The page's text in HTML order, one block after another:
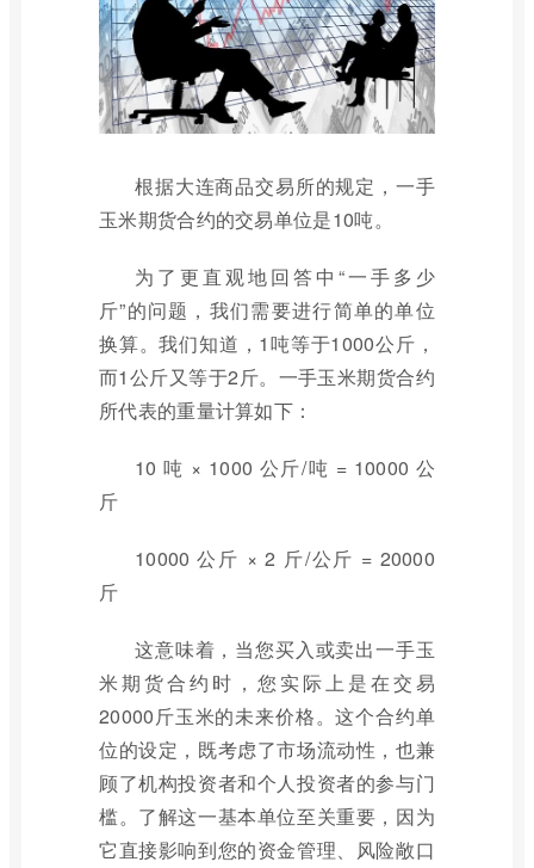
根据大连商品交易所的规定，一手
玉米期货合约的交易单位是10吨。
为了更直观地回答中“一手多少
斤”的问题，我们需要进行简单的单位
换算。我们知道，1吨等于1000公斤，
而1公斤又等于2斤。一手玉米期货合约
所代表的重量计算如下：
10 吨 × 1000 公斤/吨 = 10000 公
斤
10000 公斤 × 2 斤/公斤 = 20000
斤
这意味着，当您买入或卖出一手玉
米期货合约时，您实际上是在交易
20000斤玉米的未来价格。这个合约单
位的设定，既考虑了市场流动性，也兼
顾了机构投资者和个人投资者的参与门
槛。了解这一基本单位至关重要，因为
它直接影响到您的资金管理、风险敞口